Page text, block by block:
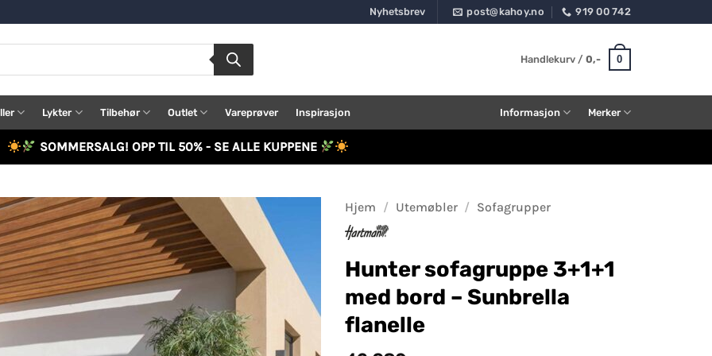
Nyhetsbrev post@kahoy.no 919 00 742
Handlekurv / 0,- 0
Lykter Tilbehør Outlet Vareprøver Inspirasjon Informasjon Merker
SOMMERSALG! OPP TIL 50% - SE ALLE KUPPENE
Hjem / Utemøbler / Sofagrupper
Hunter sofagruppe 3+1+1
med bord – Sunbrella
flanelle